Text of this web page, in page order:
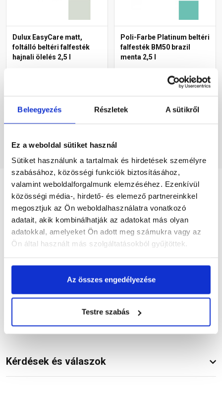
Beleegyezés Részletek A sütikről
Ez a weboldal sütiket használ
Sütiket használunk a tartalmak és hirdetések személyre
szabásához, közösségi funkciók biztosításához,
valamint weboldalforgalmunk elemzéséhez. Ezenkívül
közösségi média-, hirdető- és elemező partnereinkkel
megosztjuk az Ön weboldalhasználatra vonatkozó
adatait, akik kombinálhatják az adatokat más olyan
adatokkal, amelyeket Ön adott meg számukra vagy az
Ön által használt más szolgáltatásokból gyűjtöttek.
Az összes engedélyezése
Testre szabás
Dulux EasyCare matt,
foltálló beltéri falfesték
hajnali ölelés 2,5 l
3 438 Ft / l
Poli-Farbe Platinum beltéri
falfesték BM50 brazil
menta 2,5 l
2 560 Ft / l
Részletes leírás
Vásárlói vélemények
Kérdések és válaszok